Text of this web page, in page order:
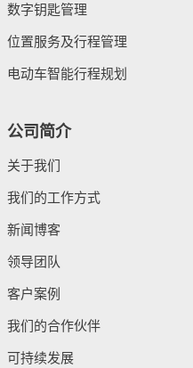
数字钥匙管理
位置服务及行程管理
电动车智能行程规划
公司简介
关于我们
我们的工作方式
新闻博客
领导团队
客户案例
我们的合作伙伴
可持续发展